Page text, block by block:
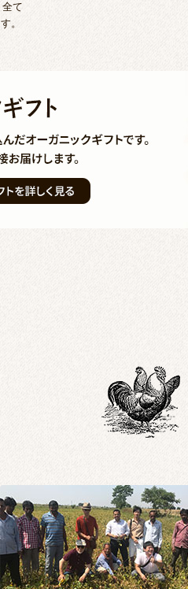
全て
。